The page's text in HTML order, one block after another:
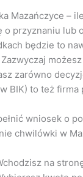
Mazańczyce –
o przyznaniu lub
będzie to
zarówno
BIK) to też
wniosek o
chwilówki w
na